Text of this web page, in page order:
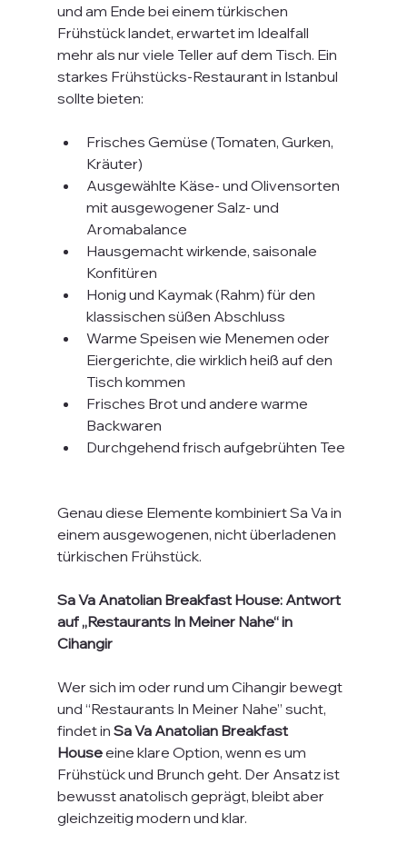
und am Ende bei einem türkischen
Frühstück landet, erwartet im Idealfall
mehr als nur viele Teller auf dem Tisch. Ein
starkes Frühstücks-Restaurant in Istanbul
sollte bieten:
Frisches Gemüse (Tomaten, Gurken,
Kräuter)
Ausgewählte Käse- und Olivensorten
mit ausgewogener Salz- und
Aromabalance
Hausgemacht wirkende, saisonale
Konfitüren
Honig und Kaymak (Rahm) für den
klassischen süßen Abschluss
Warme Speisen wie Menemen oder
Eiergerichte, die wirklich heiß auf den
Tisch kommen
Frisches Brot und andere warme
Backwaren
Durchgehend frisch aufgebrühten Tee
Genau diese Elemente kombiniert Sa Va in
einem ausgewogenen, nicht überladenen
türkischen Frühstück.
Sa Va Anatolian Breakfast House: Antwort
auf „Restaurants In Meiner Nahe“ in
Cihangir
Wer sich im oder rund um Cihangir bewegt
und “Restaurants In Meiner Nahe” sucht,
findet in Sa Va Anatolian Breakfast
House eine klare Option, wenn es um
Frühstück und Brunch geht. Der Ansatz ist
bewusst anatolisch geprägt, bleibt aber
gleichzeitig modern und klar.